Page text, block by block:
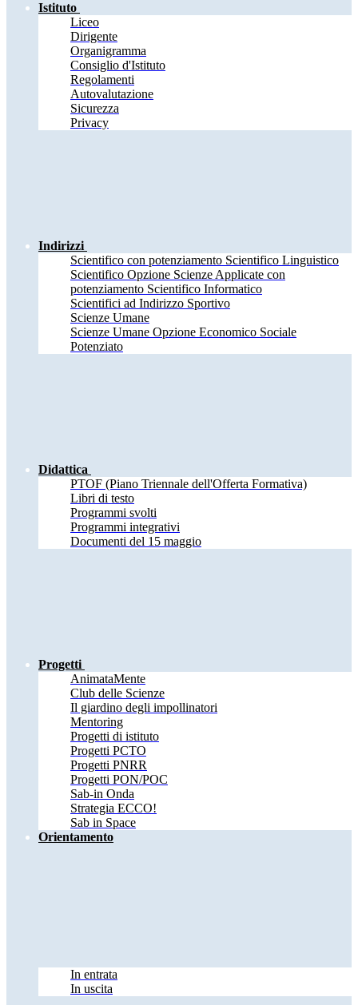
Istituto
Liceo
Dirigente
Organigramma
Consiglio d'Istituto
Regolamenti
Autovalutazione
Sicurezza
Privacy
Indirizzi
Scientifico con potenziamento Scientifico Linguistico
Scientifico Opzione Scienze Applicate con
potenziamento Scientifico Informatico
Scientifici ad Indirizzo Sportivo
Scienze Umane
Scienze Umane Opzione Economico Sociale
Potenziato
Didattica
PTOF (Piano Triennale dell'Offerta Formativa)
Libri di testo
Programmi svolti
Programmi integrativi
Documenti del 15 maggio
Progetti
AnimataMente
Club delle Scienze
Il giardino degli impollinatori
Mentoring
Progetti di istituto
Progetti PCTO
Progetti PNRR
Progetti PON/POC
Sab-in Onda
Strategia ECCO!
Sab in Space
Orientamento
In entrata
In uscita